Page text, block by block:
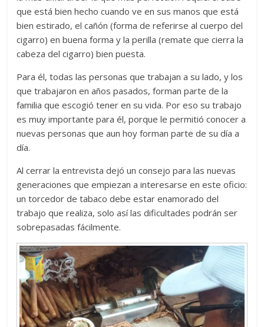
que está bien hecho cuando ve en sus manos que está
bien estirado, el cañón (forma de referirse al cuerpo del
cigarro) en buena forma y la perilla (remate que cierra la
cabeza del cigarro) bien puesta.
Para él, todas las personas que trabajan a su lado, y los
que trabajaron en años pasados, forman parte de la
familia que escogió tener en su vida. Por eso su trabajo
es muy importante para él, porque le permitió conocer a
nuevas personas que aun hoy forman parte de su día a
día.
Al cerrar la entrevista dejó un consejo para las nuevas
generaciones que empiezan a interesarse en este oficio:
un torcedor de tabaco debe estar enamorado del
trabajo que realiza, solo así las dificultades podrán ser
sobrepasadas fácilmente.